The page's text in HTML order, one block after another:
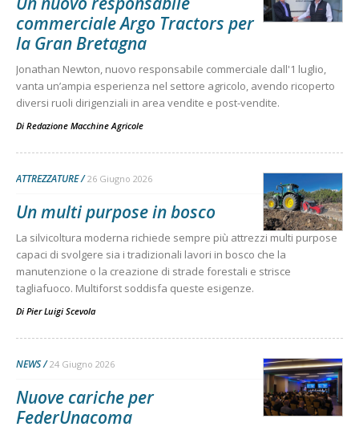
commerciale Argo Tractors per
la Gran Bretagna
Jonathan Newton, nuovo responsabile commerciale dall'1 luglio,
vanta un’ampia esperienza nel settore agricolo, avendo ricoperto
diversi ruoli dirigenziali in area vendite e post-vendite.
Di Redazione Macchine Agricole
ATTREZZATURE 26 Giugno 2026
Un multi purpose in bosco
La silvicoltura moderna richiede sempre più attrezzi multi purpose
capaci di svolgere sia i tradizionali lavori in bosco che la
manutenzione o la creazione di strade forestali e strisce
tagliafuoco. Multiforst soddisfa queste esigenze.
Di Pier Luigi Scevola
NEWS 24 Giugno 2026
Nuove cariche per
FederUnacoma